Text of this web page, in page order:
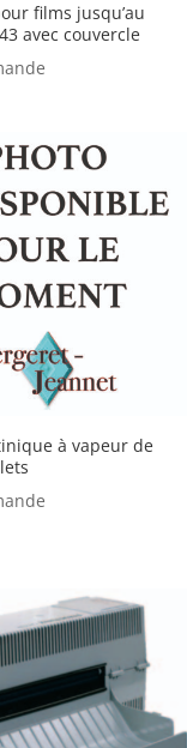
films jusqu’au
avec couvercle
à vapeur de